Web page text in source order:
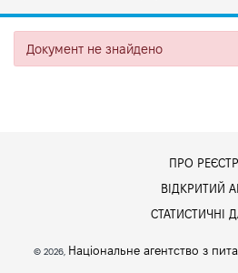
Документ не знайдено
ПРО РЕЄСТР
ВІДКРИТИЙ
СТАТИСТИЧНІ
© 2026, Національне агентство з